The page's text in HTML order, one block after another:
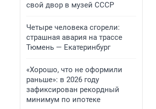
свой двор в музей СССР
Четыре человека сгорели:
страшная авария на трассе
Тюмень — Екатеринбург
«Хорошо, что не оформили
раньше»: в 2026 году
зафиксирован рекордный
минимум по ипотеке